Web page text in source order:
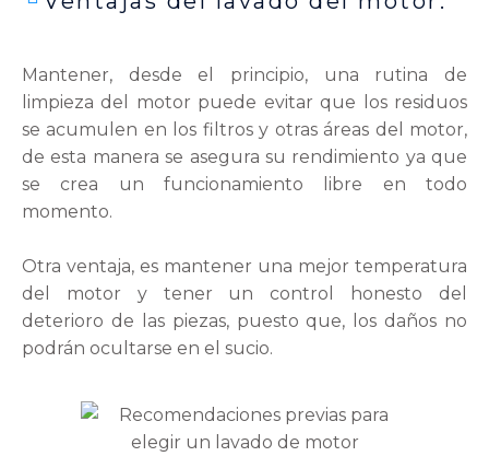
Mantener, desde el principio, una rutina de
limpieza del motor puede evitar que los residuos
se acumulen en los filtros y otras áreas del motor,
de esta manera se asegura su rendimiento ya que
se crea un funcionamiento libre en todo
momento.
Otra ventaja, es mantener una mejor temperatura
del motor y tener un control honesto del
deterioro de las piezas, puesto que, los daños no
podrán ocultarse en el sucio.